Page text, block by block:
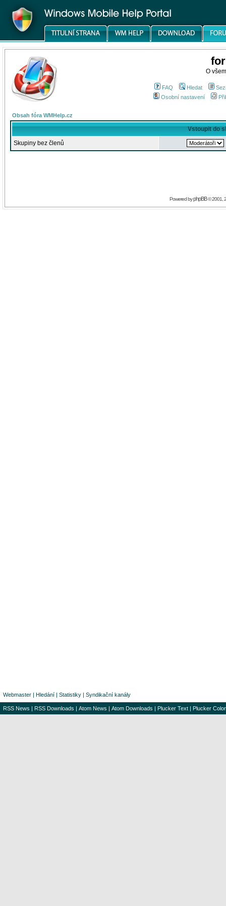
O
FAQ Hledat
Osobní nastavení
Obsah fóra WMHelp.cz
Vstoupit do
Skupiny bez členů
Powered byphpBB© 2001,
Webmaster | Hledání | Statistiky | Syndikační kanály
RSS News | RSS Downloads | Atom News | Atom Downloads | Plucker Text | Plucker Color